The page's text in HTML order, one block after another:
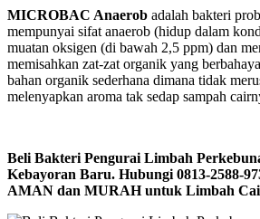
MICROBAC Anaerob adalah bakteri
mempunyai sifat anaerob (hidup dalam
muatan oksigen (di bawah 2,5 ppm) dan
memisahkan zat-zat organik yang
bahan organik sederhana dimana tidak
melenyapkan aroma tak sedap sampah
Beli Bakteri Pengurai Limbah
Kebayoran Baru. Hubungi 0813-2588-
AMAN dan MURAH untuk Limbah